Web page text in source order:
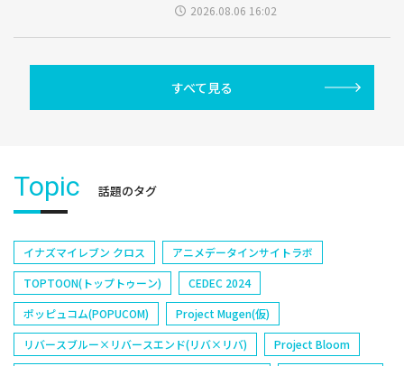
2026.08.06 16:02
すべて見る
Topic 話題のタグ
イナズマイレブン クロス
アニメデータインサイトラボ
TOPTOON(トップトゥーン)
CEDEC 2024
ポッピュコム(POPUCOM)
Project Mugen(仮)
リバースブルー×リバースエンド(リバ×リバ)
Project Bloom